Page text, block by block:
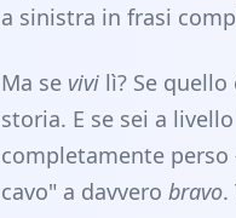
a sinistra in frasi
Ma se vivi lì? Se
storia. E se sei a
completamente
cavo" a davvero bravo.